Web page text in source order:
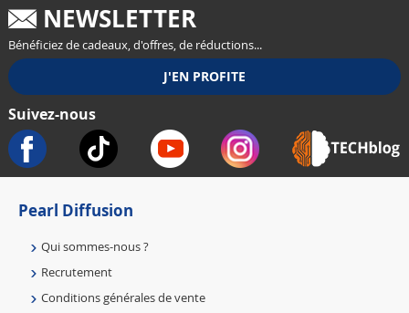
NEWSLETTER
Bénéficiez de cadeaux, d'offres, de réductions...
Suivez-nous
Pearl Diffusion
Qui sommes-nous ?
Recrutement
Conditions générales de vente